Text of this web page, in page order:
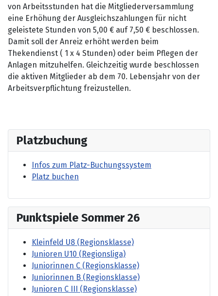
von Arbeitsstunden hat die Mitgliederversammlung
eine Erhöhung der Ausgleichszahlungen für nicht
geleistete Stunden von 5,00 € auf 7,50 € beschlossen.
Damit soll der Anreiz erhöht werden beim
Thekendienst ( 1 x 4 Stunden) oder beim Pflegen der
Anlagen mitzuhelfen. Gleichzeitig wurde beschlossen
die aktiven Mitglieder ab dem 70. Lebensjahr von der
Arbeitsverpflichtung freizustellen.
Platzbuchung
Infos zum Platz-Buchungssystem
Platz buchen
Punktspiele Sommer 26
Kleinfeld U8 (Regionsklasse)
Junioren U10 (Regionsliga)
Juniorinnen C (Regionsklasse)
Juniorinnen B (Regionsklasse)
Junioren C III (Regionsklasse)